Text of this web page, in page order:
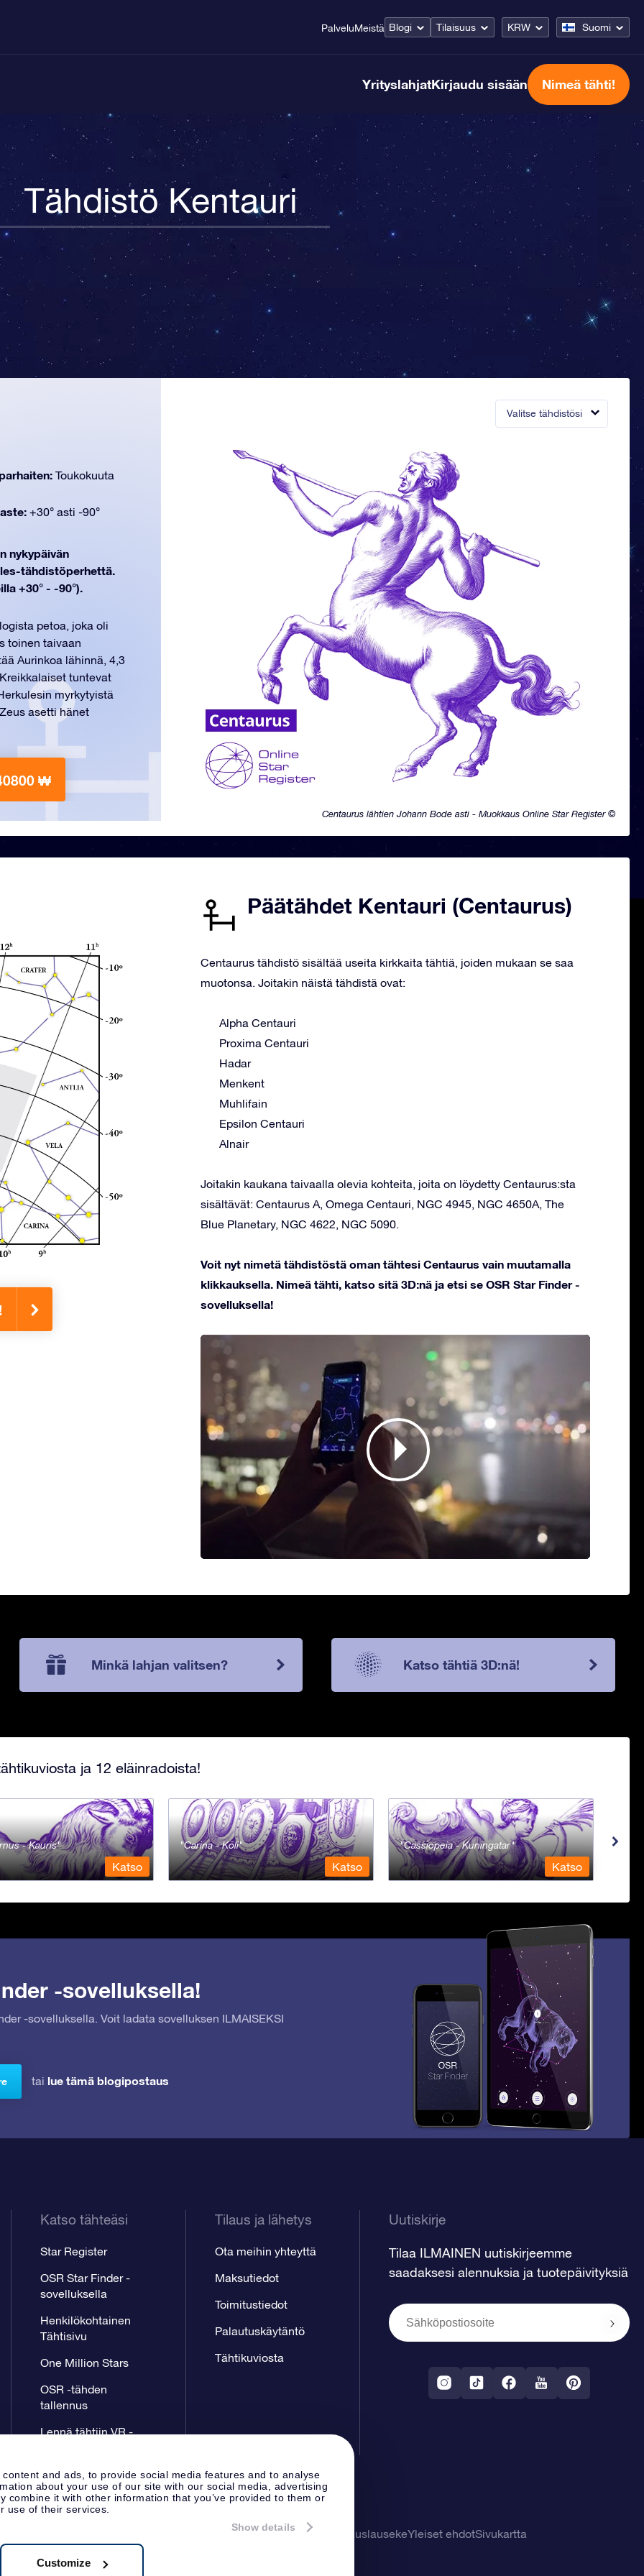
and ads, to provide social media features and to analyse
about your use of our site with our social media, advertising
combine it with other information that you’ve provided to them or
use of their services.
Show details
Customize
PalveluMeistä Blogi Tilaisuus KRW Suomi
YrityslahjatKirjaudu sisään Nimeä tähti!
Tähdistö Kentauri
Valitse tähdistösi
Centaurus lähtien Johann Bode asti - Muokkaus Online Star Register ©
Toukokuuta
+30° asti -90°
nykypäivän
tähdistöperhettä.
+30° - -90°).
petoa, joka oli
toinen taivaan
Aurinkoa lähinnä, 4,3
tuntevat
myrkytyistä
asetti hänet
₩
Päätähdet Kentauri (Centaurus)
Centaurus tähdistö sisältää useita kirkkaita tähtiä, joiden mukaan se saa
muotonsa. Joitakin näistä tähdistä ovat:
Alpha Centauri
Proxima Centauri
Hadar
Menkent
Muhlifain
Epsilon Centauri
Alnair
Joitakin kaukana taivaalla olevia kohteita, joita on löydetty Centaurus:sta
sisältävät: Centaurus A, Omega Centauri, NGC 4945, NGC 4650A, The
Blue Planetary, NGC 4622, NGC 5090.
Voit nyt nimetä tähdistöstä oman tähtesi Centaurus vain muutamalla
klikkauksella. Nimeä tähti, katso sitä 3D:nä ja etsi se OSR Star Finder -
sovelluksella!
Minkä lahjan valitsen? Katso tähtiä 3D:nä!
ja 12 eläinradoista!
- Kauris
Katso
Carina - Köli
Katso
Cassiopeia - Kuningatar
Katso
-sovelluksella!
-sovelluksella. Voit ladata sovelluksen ILMAISEKSI
tai lue tämä blogipostaus
Katso tähteäsi
Star Register
OSR Star Finder -
sovelluksella
Henkilökohtainen
Tähtisivu
One Million Stars
OSR -tähden
tallennus
Lennä tähtiin VR -
Tilaus ja lähetys
Ota meihin yhteyttä
Maksutiedot
Toimitustiedot
Palautuskäytäntö
Tähtikuviosta
Uutiskirje
Tilaa ILMAINEN uutiskirjeemme
saadaksesi alennuksia ja tuotepäivityksiä
Tietosuoja ja vastuuvapauslausekeYleiset ehdotSivukartta